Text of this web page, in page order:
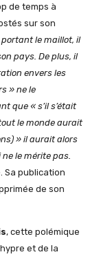
de temps à
sur son
portant le maillot, il
pays. De plus, il
envers les
» ne le
que « s’il s’était
le monde aurait
» il aurait alors
le mérite pas.
Sa publication
de son
, cette polémique
et de la